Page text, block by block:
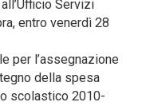
Servizi
entro venerdì 28
per l’assegnazione
della spesa
scolastico 2010-